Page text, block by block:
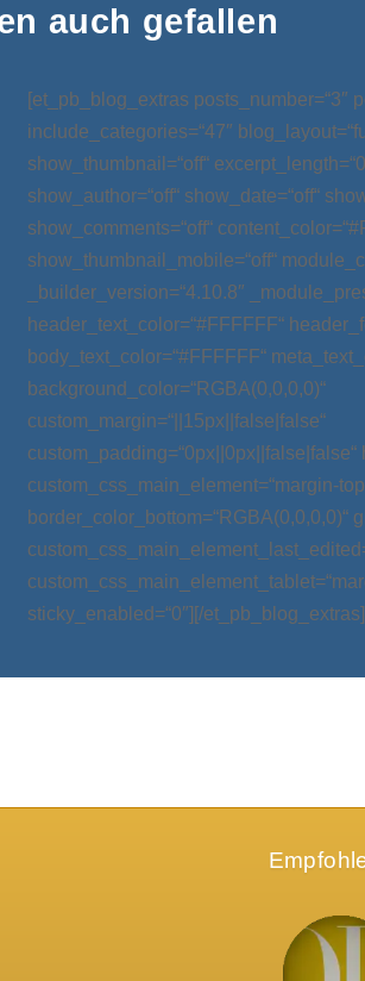
auch gefallen
[et_pb_blog_extras posts_number=“3″
include_categories=“47″
show_thumbnail=“off“
show_author=“off“ show_date=“off“
show_comments=“off“
show_thumbnail_mobile=“off“
_builder_version=“4.10.8″
header_text_color=“#FFFFFF“
body_text_color=“#FFFFFF“
background_color=“RGBA(0,0,0,0)“
custom_margin=“||15px||false|false“
custom_padding=“0px||0px||false|false“
custom_css_main_element=“margin-
border_color_bottom=“RGBA(0,0,0,0)“
sticky_enabled=“0″][/et_pb_blog_extras]